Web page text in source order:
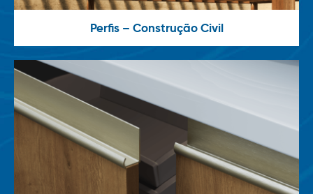
Perfis – Construção Civil